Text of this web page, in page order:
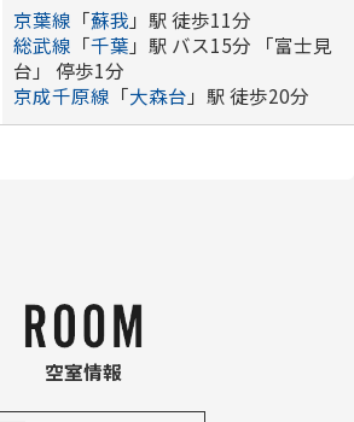
京葉線 「蘇我 」駅 徒歩11分
総武線 「千葉 」駅 バス15分 「富士見
台」 停歩1分
京成千原線 「大森台 」駅 徒歩20分
空室情報